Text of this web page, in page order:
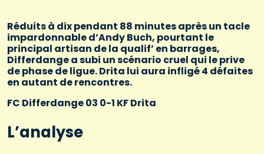
Réduits à dix pendant 88 minutes après un tacle
impardonnable d’Andy Buch, pourtant le
principal artisan de la qualif’ en barrages,
Differdange a subi un scénario cruel qui le prive
de phase de ligue. Drita lui aura infligé 4 défaites
en autant de rencontres.
FC Differdange 03 0-1 KF Drita
L’analyse